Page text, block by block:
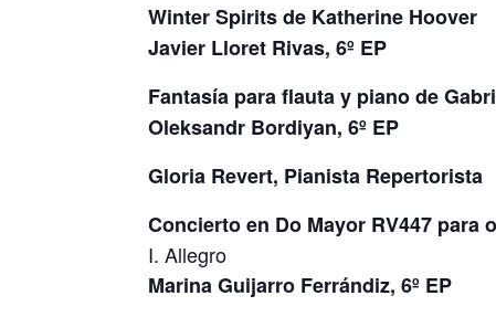
Winter Spirits de Katherine Hoover
Javier Lloret Rivas, 6º EP
Fantasía para flauta y piano de
Oleksandr Bordiyan, 6º EP
Gloria Revert, Pianista Repertorista
Concierto en Do Mayor RV447 para
I. Allegro
Marina Guijarro Ferrándiz, 6º EP